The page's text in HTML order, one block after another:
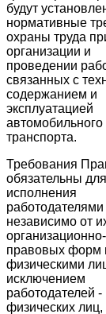
будут
нормативные
охраны труда
организации и
проведении
связанных с
содержанием и
эксплуатацией
автомобильного
транспорта.
Требования
обязательны для
исполнения
работодателями
независимо от
организационно-
правовых форм
физическими
исключением
работодателей -
физических лиц,